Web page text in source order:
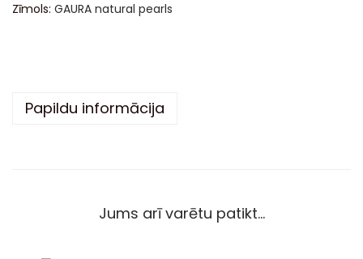
Zīmols: GAURA natural pearls
Papildu informācija
Jums arī varētu patikt…